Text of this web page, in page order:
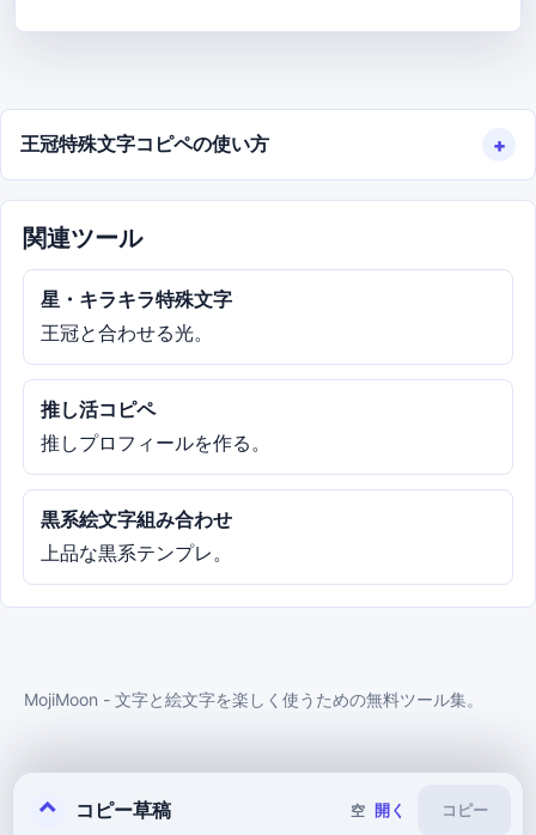
⌃ コピー草稿 空 開く コピー
王冠特殊文字コピペの使い方
関連ツール
星・キラキラ特殊文字
王冠と合わせる光。
推し活コピペ
推しプロフィールを作る。
黒系絵文字組み合わせ
上品な黒系テンプレ。
MojiMoon - 文字と絵文字を楽しく使うための無料ツール集。